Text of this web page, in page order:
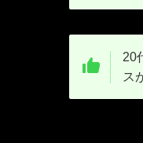
20
ス